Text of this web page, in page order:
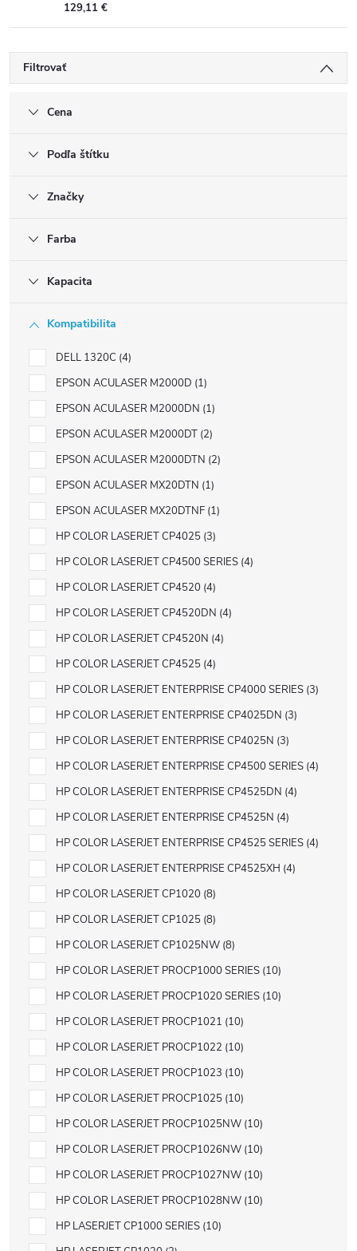
129,11 €
Filtrovať
Cena
Podľa štítku
Značky
Farba
Kapacita
Kompatibilita
DELL 1320C 4
EPSON ACULASER M2000D 1
EPSON ACULASER M2000DN 1
EPSON ACULASER M2000DT 2
EPSON ACULASER M2000DTN 2
EPSON ACULASER MX20DTN 1
EPSON ACULASER MX20DTNF 1
HP COLOR LASERJET CP4025 3
HP COLOR LASERJET CP4500 SERIES 4
HP COLOR LASERJET CP4520 4
HP COLOR LASERJET CP4520DN 4
HP COLOR LASERJET CP4520N 4
HP COLOR LASERJET CP4525 4
HP COLOR LASERJET ENTERPRISE CP4000 SERIES 3
HP COLOR LASERJET ENTERPRISE CP4025DN 3
HP COLOR LASERJET ENTERPRISE CP4025N 3
HP COLOR LASERJET ENTERPRISE CP4500 SERIES 4
HP COLOR LASERJET ENTERPRISE CP4525DN 4
HP COLOR LASERJET ENTERPRISE CP4525N 4
HP COLOR LASERJET ENTERPRISE CP4525 SERIES 4
HP COLOR LASERJET ENTERPRISE CP4525XH 4
HP COLOR LASERJET CP1020 8
HP COLOR LASERJET CP1025 8
HP COLOR LASERJET CP1025NW 8
HP COLOR LASERJET PROCP1000 SERIES 10
HP COLOR LASERJET PROCP1020 SERIES 10
HP COLOR LASERJET PROCP1021 10
HP COLOR LASERJET PROCP1022 10
HP COLOR LASERJET PROCP1023 10
HP COLOR LASERJET PROCP1025 10
HP COLOR LASERJET PROCP1025NW 10
HP COLOR LASERJET PROCP1026NW 10
HP COLOR LASERJET PROCP1027NW 10
HP COLOR LASERJET PROCP1028NW 10
HP LASERJET CP1000 SERIES 10